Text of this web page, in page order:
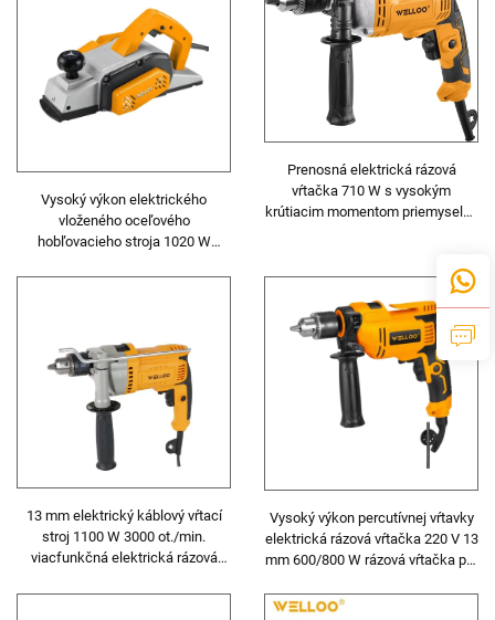
Vysoký výkon elektrického
vloženého oceľového
hobľovacieho stroja 1020 W
Prenosná elektrická rázová
vŕtačka 710 W s vysokým
krútiacim momentom priemyselná
13 mm elektrický káblový vŕtací
stroj 1100 W 3000 ot./min.
viacfunkčná elektrická rázová
Vysoký výkon percutívnej vŕtavky
elektrická rázová vŕtačka 220 V 13
mm 600/800 W rázová vŕtačka pre